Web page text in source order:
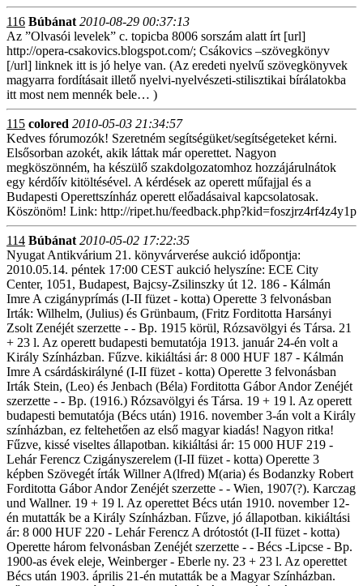
116 Búbánat 2010-08-29 00:37:13
Az ”Olvasói levelek” c. topicba 8006 sorszám alatt írt [url]
http://opera-csakovics.blogspot.com/; Csákovics –szövegkönyv
[/url] linknek itt is jó helye van. (Az eredeti nyelvű szövegkönyvek
magyarra fordításait illető nyelvi-nyelvészeti-stilisztikai bírálatokba
itt most nem mennék bele… )
115 colored 2010-05-03 21:34:57
Kedves fórumozók! Szeretném segítségüket/segítségeteket kérni.
Elsősorban azokét, akik láttak már operettet. Nagyon
megköszönném, ha készülő szakdolgozatomhoz hozzájárulnátok
egy kérdőív kitöltésével. A kérdések az operett műfajjal és a
Budapesti Operettszínház operett előadásaival kapcsolatosak.
Köszönöm! Link: http://ripet.hu/feedback.php?kid=foszjrz4rf4z4y1p
114 Búbánat 2010-05-02 17:22:35
Nyugat Antikvárium 21. könyvárverése aukció időpontja:
2010.05.14. péntek 17:00 CEST aukció helyszíne: ECE City
Center, 1051, Budapest, Bajcsy-Zsilinszky út 12. 186 - Kálmán
Imre A czigányprímás (I-II füzet - kotta) Operette 3 felvonásban
Irták: Wilhelm, (Julius) és Grünbaum, (Fritz Forditotta Harsányi
Zsolt Zenéjét szerzette - - Bp. 1915 körül, Rózsavölgyi és Társa. 21
+ 23 l. Az operett budapesti bemutatója 1913. január 24-én volt a
Király Színházban. Fűzve. kikiáltási ár: 8 000 HUF 187 - Kálmán
Imre A csárdáskirályné (I-II füzet - kotta) Operette 3 felvonásban
Irták Stein, (Leo) és Jenbach (Béla) Forditotta Gábor Andor Zenéjét
szerzette - - Bp. (1916.) Rózsavölgyi és Társa. 19 + 19 l. Az operett
budapesti bemutatója (Bécs után) 1916. november 3-án volt a Király
színházban, ez feltehetően az első magyar kiadás! Nagyon ritka!
Fűzve, kissé viseltes állapotban. kikiáltási ár: 15 000 HUF 219 -
Lehár Ferencz Czigányszerelem (I-II füzet - kotta) Operette 3
képben Szövegét írták Willner A(lfred) M(aria) és Bodanzky Robert
Forditotta Gábor Andor Zenéjét szerzette - - Wien, 1907(?). Karczag
und Wallner. 19 + 19 l. Az operettet Bécs után 1910. november 12-
én mutatták be a Király Színházban. Fűzve, jó állapotban. kikiáltási
ár: 8 000 HUF 220 - Lehár Ferencz A drótostót (I-II füzet - kotta)
Operette három felvonásban Zenéjét szerzette - - Bécs -Lipcse - Bp.
1900-as évek eleje, Weinberger - Eberle ny. 23 + 23 l. Az operettet
Bécs után 1903. április 21-én mutatták be a Magyar Színházban.